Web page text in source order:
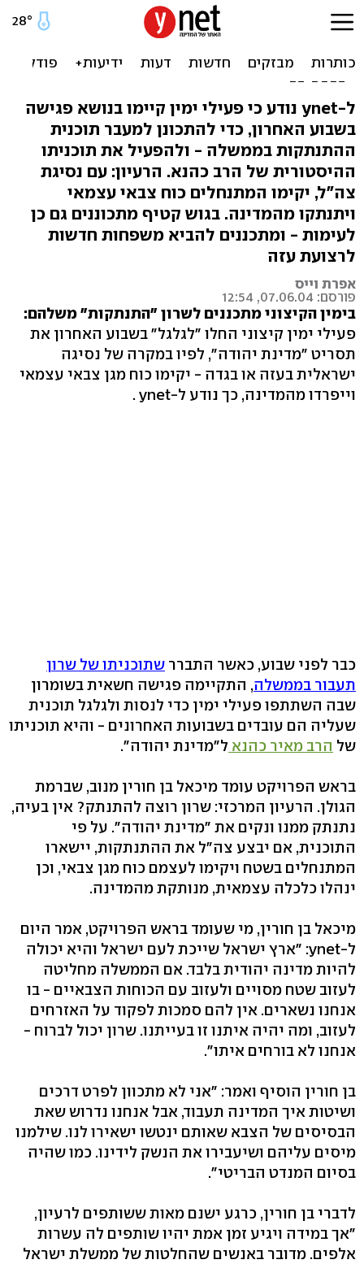
הימין הקיצוני: נתנתק
מישראל ונקים את "מדינת
יהודה"
ל-ynet נודע כי פעילי ימין קיימו בנושא פגישה
בשבוע האחרון, כדי להתכונן למעבר תוכנית
ההתנתקות בממשלה - ולהפעיל את תוכניתו
ההיסטורית של הרב כהנא. הרעיון: עם נסיגת
צה"ל, יקימו המתנחלים כוח צבאי עצמאי
ויתנתקו מהמדינה. בגוש קטיף מתכוננים גם כן
לעימות - ומתכננים להביא משפחות חדשות
לרצועת עזה
אפרת וייס
פורסם: 07.06.04, 12:54
בימין הקיצוני מתכננים לשרון "התנתקות" משלהם:
פעילי ימין קיצוני החלו "לגלגל" בשבוע האחרון את
תסריט "מדינת יהודה", לפיו במקרה של נסיגה
ישראלית בעזה או בגדה - יקימו כוח מגן צבאי עצמאי
וייפרדו מהמדינה, כך נודע ל-ynet .
כבר לפני שבוע, כאשר התברר שתוכניתו של שרון
תעבור בממשלה, התקיימה פגישה חשאית בשומרון
שבה השתתפו פעילי ימין כדי לנסות ולגלגל תוכנית
שעליה הם עובדים בשבועות האחרונים - והיא תוכניתו
של הרב מאיר כהנא ל"מדינת יהודה".
בראש הפרויקט עומד מיכאל בן חורין מנוב, שברמת
הגולן. הרעיון המרכזי: שרון רוצה להתנתק? אין בעיה,
נתנתק ממנו ונקים את "מדינת יהודה". על פי
התוכנית, אם יבצע צה"ל את ההתנתקות, יישארו
המתנחלים בשטח ויקימו לעצמם כוח מגן צבאי, וכן
ינהלו כלכלה עצמאית, מנותקת מהמדינה.
מיכאל בן חורין, מי שעומד בראש הפרויקט, אמר היום
ל-ynet: "ארץ ישראל שייכת לעם ישראל והיא יכולה
להיות מדינה יהודית בלבד. אם הממשלה מחליטה
לעזוב שטח מסויים ולעזוב עם הכוחות הצבאיים - בו
אנחנו נשארים. אין להם סמכות לפקוד על האזרחים
לעזוב, ומה יהיה איתנו זו בעייתנו. שרון יכול לברוח -
אנחנו לא בורחים איתו".
בן חורין הוסיף ואמר: "אני לא מתכוון לפרט דרכים
ושיטות איך המדינה תעבוד, אבל אנחנו נדרוש שאת
הבסיסים של הצבא שאותם ינטשו ישאירו לנו. שילמנו
מיסים עליהם ושיעבירו את הנשק לידינו. כמו שהיה
בסיום המנדט הבריטי".
לדברי בן חורין, כרגע ישנם מאות ששותפים לרעיון,
"אך במידה ויגיע זמן אמת יהיו שותפים לה עשרות
אלפים. מדובר באנשים שהחלטות של ממשלת ישראל